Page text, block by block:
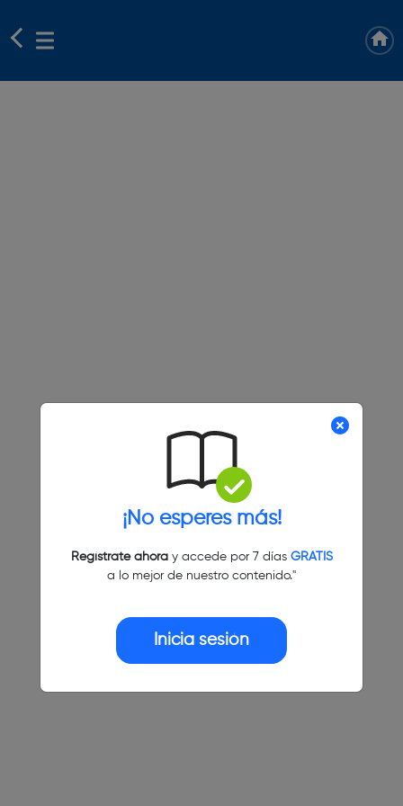
¡No esperes más!
Regístrate ahoray accede por 7 días GRATIS
a lo mejor de nuestro contenido."
Inicia sesión